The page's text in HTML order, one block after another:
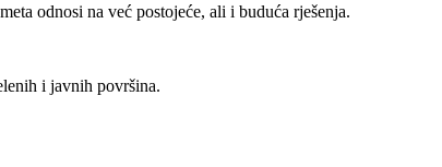
odnosi na već postojeće, ali i buduća rješenja.
i javnih površina.